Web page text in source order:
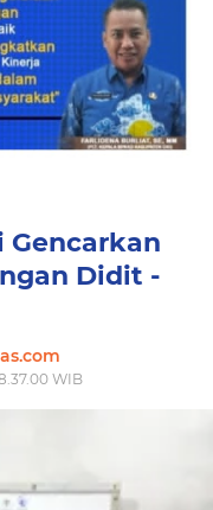
Gencarkan
Didit -
WIB